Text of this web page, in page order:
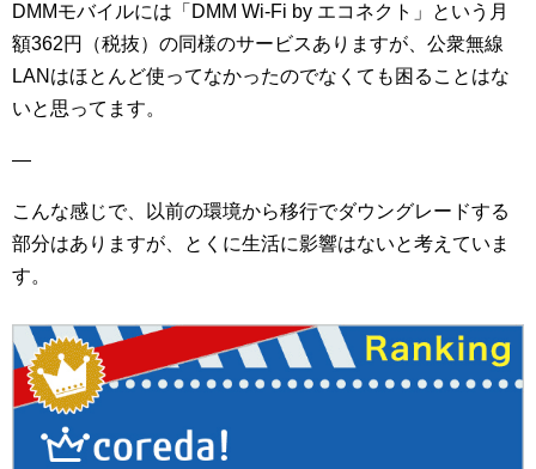
DMMモバイルには「DMM Wi-Fi by エコネクト」という月
額362円（税抜）の同様のサービスありますが、公衆無線
LANはほとんど使ってなかったのでなくても困ることはな
いと思ってます。
—
こんな感じで、以前の環境から移行でダウングレードする
部分はありますが、とくに生活に影響はないと考えていま
す。